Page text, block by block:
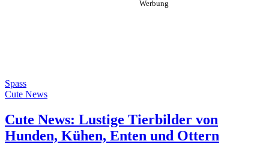
Spass
Cute News
Cute News: Lustige Tierbilder von
Hunden, Kühen, Enten und Ottern